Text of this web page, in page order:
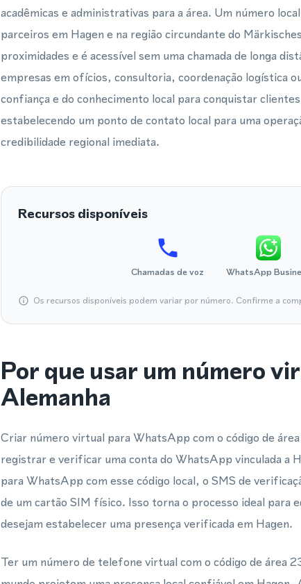
acadêmicas e administrativas para a área. Um número
parceiros em Hagen e na região circundante do
proximidades e é acessível sem uma chamada de longa
empresas em ofícios, consultoria, coordenação logística
confiança e do conhecimento local para conquistar
estabelecendo um ponto de contato local para uma
credibilidade regional imediata.
Recursos disponíveis
Chamadas de voz WhatsApp
Os recursos disponíveis podem variar por número. Confirme a
Por que usar um número
Alemanha
Criar número virtual para WhatsApp com o código de
registrar e verificar uma conta do WhatsApp vinculada a
para WhatsApp com esse código local, o SMS de
de um cartão SIM físico. Isso torna o processo ideal para
desejam estabelecer uma presença verificada em Hagen.
Ter um número de telefone virtual com o código de área